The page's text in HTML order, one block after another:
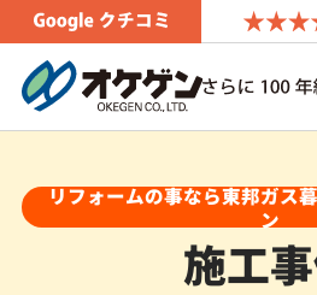
リフォームの事なら東邦ガス
ン
施工